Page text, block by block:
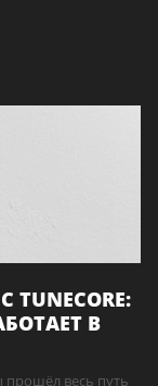
В
прошёл весь путь